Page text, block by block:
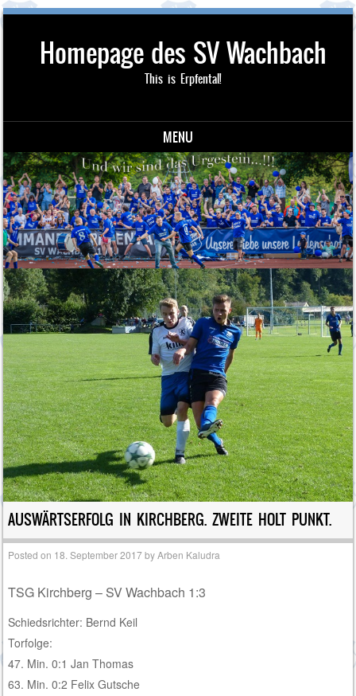
Homepage des SV Wachbach
This is Erpfental!
MENU
Skip to content
AUSWÄRTSERFOLG IN KIRCHBERG. ZWEITE HOLT PUNKT.
Posted on 18. September 2017byArben Kaludra
TSG Kirchberg – SV Wachbach 1:3
Schiedsrichter: Bernd Keil
Torfolge:
47. Min. 0:1 Jan Thomas
63. Min. 0:2 Felix Gutsche